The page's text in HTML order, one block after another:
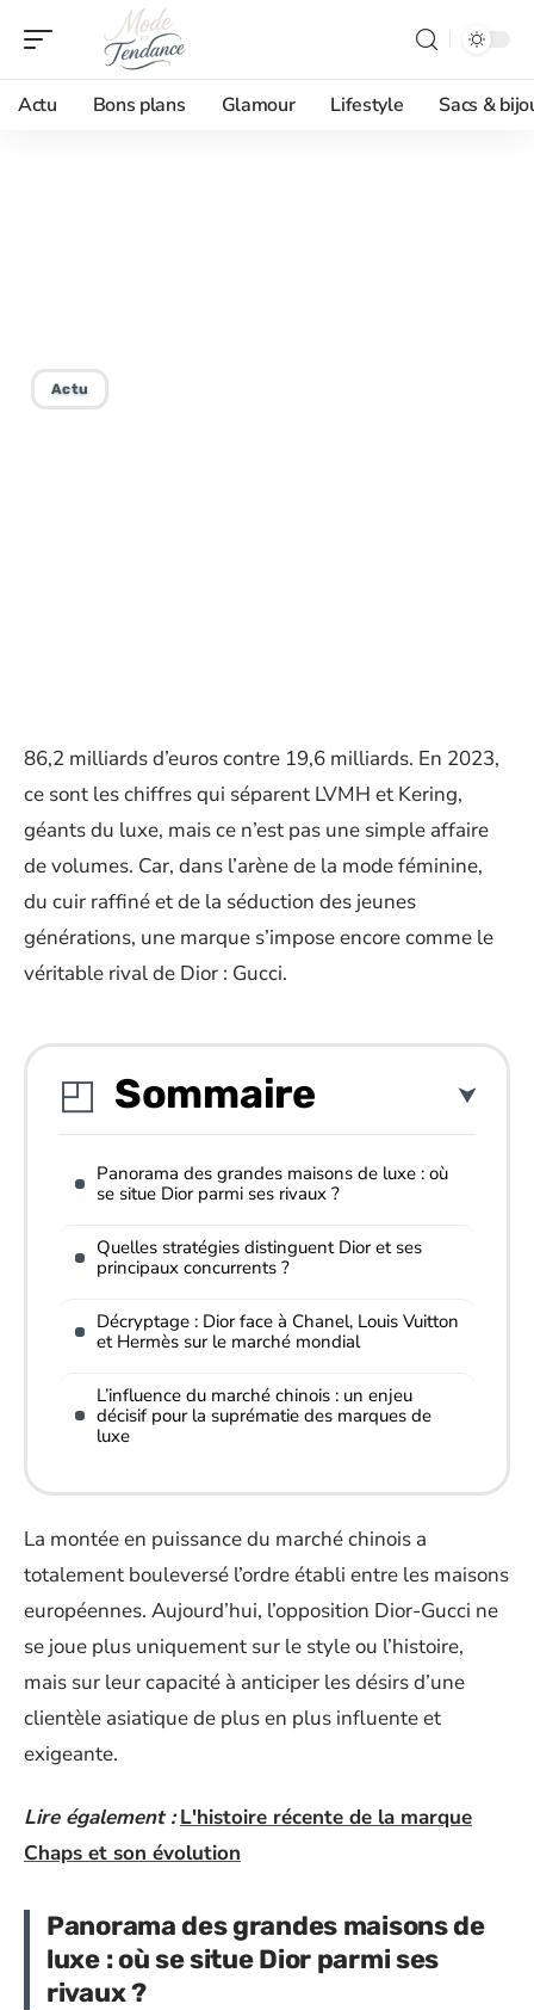
Actu Bons plans Glamour Lifestyle Sacs &
Actu
86,2 milliards d’euros contre 19,6 milliards. En 2023,
ce sont les chiffres qui séparent LVMH et Kering,
géants du luxe, mais ce n’est pas une simple affaire
de volumes. Car, dans l’arène de la mode féminine,
du cuir raffiné et de la séduction des jeunes
générations, une marque s’impose encore comme le
véritable rival de Dior : Gucci.
Sommaire
Panorama des grandes maisons de luxe : où
se situe Dior parmi ses rivaux ?
Quelles stratégies distinguent Dior et ses
principaux concurrents ?
Décryptage : Dior face à Chanel, Louis Vuitton
et Hermès sur le marché mondial
L’influence du marché chinois : un enjeu
décisif pour la suprématie des marques de
luxe
La montée en puissance du marché chinois a
totalement bouleversé l’ordre établi entre les maisons
européennes. Aujourd’hui, l’opposition Dior-Gucci ne
se joue plus uniquement sur le style ou l’histoire,
mais sur leur capacité à anticiper les désirs d’une
clientèle asiatique de plus en plus influente et
exigeante.
Lire également : L'histoire récente de la marque
Chaps et son évolution
Panorama des grandes maisons de
luxe : où se situe Dior parmi ses
rivaux ?